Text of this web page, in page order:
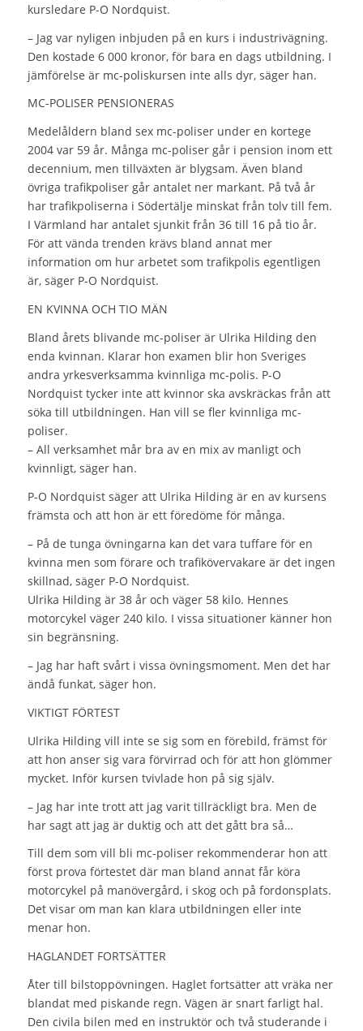
kursledare P-O Nordquist.
– Jag var nyligen inbjuden på en kurs i industrivägning.
Den kostade 6 000 kronor, för bara en dags utbildning. I
jämförelse är mc-poliskursen inte alls dyr, säger han.
MC-POLISER PENSIONERAS
Medelåldern bland sex mc-poliser under en kortege
2004 var 59 år. Många mc-poliser går i pension inom ett
decennium, men tillväxten är blygsam. Även bland
övriga trafikpoliser går antalet ner markant. På två år
har trafikpoliserna i Södertälje minskat från tolv till fem.
I Värmland har antalet sjunkit från 36 till 16 på tio år.
För att vända trenden krävs bland annat mer
information om hur arbetet som trafikpolis egentligen
är, säger P-O Nordquist.
EN KVINNA OCH TIO MÄN
Bland årets blivande mc-poliser är Ulrika Hilding den
enda kvinnan. Klarar hon examen blir hon Sveriges
andra yrkesverksamma kvinnliga mc-polis. P-O
Nordquist tycker inte att kvinnor ska avskräckas från att
söka till utbildningen. Han vill se fler kvinnliga mc-
poliser.
– All verksamhet mår bra av en mix av manligt och
kvinnligt, säger han.
P-O Nordquist säger att Ulrika Hilding är en av kursens
främsta och att hon är ett föredöme för många.
– På de tunga övningarna kan det vara tuffare för en
kvinna men som förare och trafikövervakare är det ingen
skillnad, säger P-O Nordquist.
Ulrika Hilding är 38 år och väger 58 kilo. Hennes
motorcykel väger 240 kilo. I vissa situationer känner hon
sin begränsning.
– Jag har haft svårt i vissa övningsmoment. Men det har
ändå funkat, säger hon.
VIKTIGT FÖRTEST
Ulrika Hilding vill inte se sig som en förebild, främst för
att hon anser sig vara förvirrad och för att hon glömmer
mycket. Inför kursen tvivlade hon på sig själv.
– Jag har inte trott att jag varit tillräckligt bra. Men de
har sagt att jag är duktig och att det gått bra så…
Till dem som vill bli mc-poliser rekommenderar hon att
först prova förtestet där man bland annat får köra
motorcykel på manövergård, i skog och på fordonsplats.
Det visar om man kan klara utbildningen eller inte
menar hon.
HAGLANDET FORTSÄTTER
Åter till bilstoppövningen. Haglet fortsätter att vräka ner
blandat med piskande regn. Vägen är snart farligt hal.
Den civila bilen med en instruktör och två studerande i